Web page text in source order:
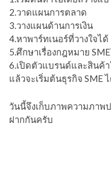
2.วาดแผนการตลาด
3.วางแผนด้านการเงิน
4.หาพาร์ทเนอร์ที่วางใจได้
5.ศึกษาเรื่องกฎหมาย
6.เปิดตัวแบรนด์และสินค้า
แล้วจะเริ่มต้นธุรกิจ SME
วันนี้จึงเก็บภาพความภา
ฝากกันครับ